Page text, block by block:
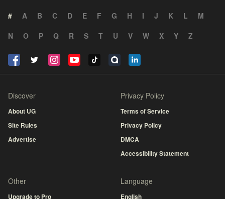
# A B C D E F G H I J K L
M
N
O P Q R S T U V W X Y Z
Discover
About UG
Site Rules
Advertise
Privacy Policy
Terms of Service
Privacy Policy
DMCA
Accessibility Statement
Other
Upgrade to Pro
Language
English